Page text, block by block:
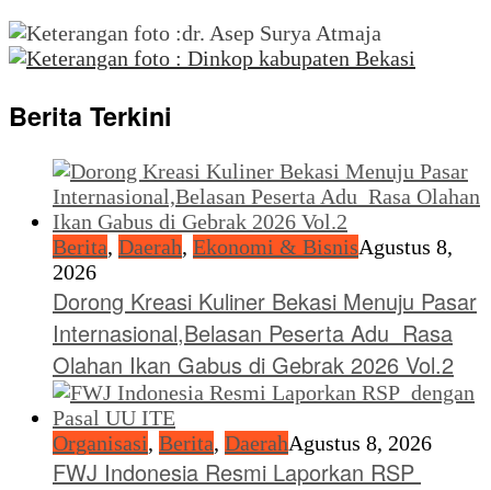
Berita Terkini
Berita, Daerah, Ekonomi & BisnisAgustus 8,
2026
Dorong Kreasi Kuliner Bekasi Menuju Pasar
Internasional,Belasan Peserta Adu Rasa
Olahan Ikan Gabus di Gebrak 2026 Vol.2
Organisasi, Berita, DaerahAgustus 8, 2026
FWJ Indonesia Resmi Laporkan RSP